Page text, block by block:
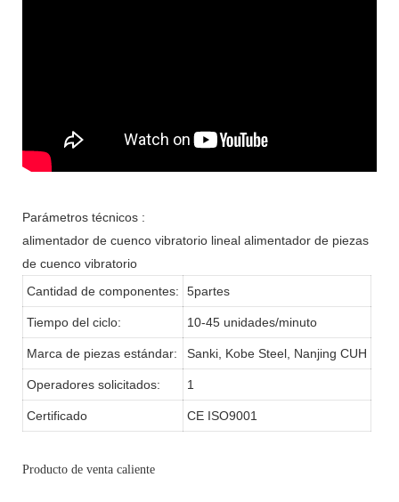
Parámetros técnicos :
alimentador de cuenco vibratorio lineal alimentador de piezas
de cuenco vibratorio
Cantidad de componentes:
5partes
Tiempo del ciclo: 10-45 unidades/minuto
Marca de piezas estándar: Sanki, Kobe Steel, Nanjing CUH
Operadores solicitados: 1
Certificado CE ISO9001
Producto de venta caliente